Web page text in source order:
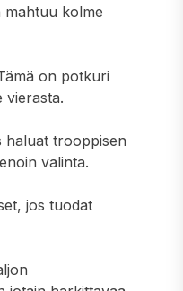
mahtuu kolme
on potkuri
vierasta.
haluat trooppisen
valinta.
jos tuodat